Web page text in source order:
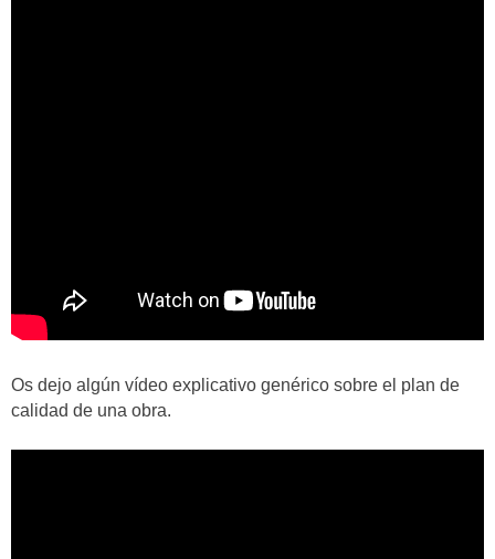
Os dejo algún vídeo explicativo genérico sobre el plan de
calidad de una obra.